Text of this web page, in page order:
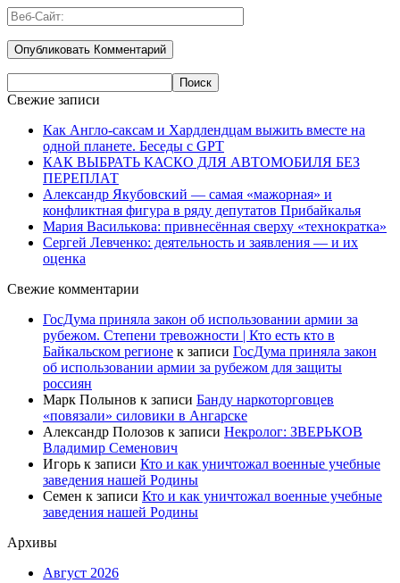
Свежие записи
Как Англо-саксам и Хардлендцам выжить вместе на
одной планете. Беседы с GPT
КАК ВЫБРАТЬ КАСКО ДЛЯ АВТОМОБИЛЯ БЕЗ
ПЕРЕПЛАТ
Александр Якубовский — самая «мажорная» и
конфликтная фигура в ряду депутатов Прибайкалья
Мария Василькова: привнесённая сверху «технократка»
Сергей Левченко: деятельность и заявления — и их
оценка
Свежие комментарии
ГосДума приняла закон об использовании армии за
рубежом. Степени тревожности | Кто есть кто в
Байкальском регионе к записи ГосДума приняла закон
об использовании армии за рубежом для защиты
россиян
Марк Полынов к записи Банду наркоторговцев
«повязали» силовики в Ангарске
Александр Полозов к записи Некролог: ЗВЕРЬКОВ
Владимир Семенович
Игорь к записи Кто и как уничтожал военные учебные
заведения нашей Родины
Семен к записи Кто и как уничтожал военные учебные
заведения нашей Родины
Архивы
Август 2026